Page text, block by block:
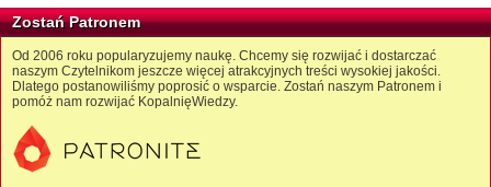
Zostań Patronem
Od 2006 roku popularyzujemy naukę. Chcemy się rozwijać i dostarczać
naszym Czytelnikom jeszcze więcej atrakcyjnych treści wysokiej jakości.
Dlatego postanowiliśmy poprosić o wsparcie. Zostań naszym Patronem i
pomóż nam rozwijać KopalnięWiedzy.